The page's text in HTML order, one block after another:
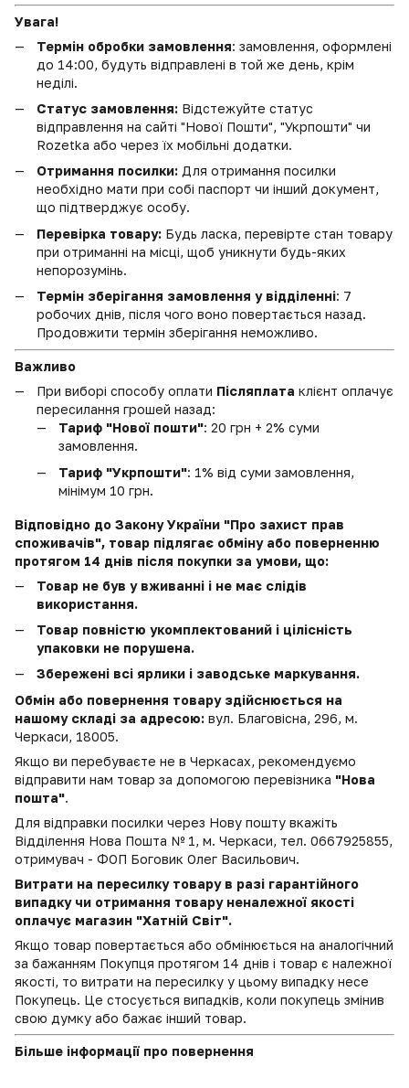
Увага!
Термін обробки замовлення: замовлення, оформлені
до 14:00, будуть відправлені в той же день, крім
неділі.
Статус замовлення: Відстежуйте статус
відправлення на сайті "Нової Пошти", "Укрпошти" чи
Rozetka або через їх мобільні додатки.
Отримання посилки: Для отримання посилки
необхідно мати при собі паспорт чи інший документ,
що підтверджує особу.
Перевірка товару: Будь ласка, перевірте стан товару
при отриманні на місці, щоб уникнути будь-яких
непорозумінь.
Термін зберігання замовлення у відділенні: 7
робочих днів, після чого воно повертається назад.
Продовжити термін зберігання неможливо.
Важливо
При виборі способу оплати Післяплата клієнт оплачує
пересилання грошей назад:
Тариф "Нової пошти": 20 грн + 2% суми
замовлення.
Тариф "Укрпошти": 1% від суми замовлення,
мінімум 10 грн.
Відповідно до Закону України "Про захист прав
споживачів", товар підлягає обміну або поверненню
протягом 14 днів після покупки за умови, що:
Товар не був у вживанні і не має слідів
використання.
Товар повністю укомплектований і цілісність
упаковки не порушена.
Збережені всі ярлики і заводське маркування.
Обмін або повернення товару здійснюється на
нашому складі за адресою: вул. Благовісна, 296, м.
Черкаси, 18005.
Якщо ви перебуваєте не в Черкасах, рекомендуємо
відправити нам товар за допомогою перевізника "Нова
пошта".
Для відправки посилки через Нову пошту вкажіть
Відділення Нова Пошта № 1, м. Черкаси, тел. 0667925855,
отримувач - ФОП Боговик Олег Васильович.
Витрати на пересилку товару в разі гарантійного
випадку чи отримання товару неналежної якості
оплачує магазин "Хатній Світ".
Якщо товар повертається або обмінюється на аналогічний
за бажанням Покупця протягом 14 днів і товар є належної
якості, то витрати на пересилку у цьому випадку несе
Покупець. Це стосується випадків, коли покупець змінив
свою думку або бажає інший товар.
Більше інформації про повернення